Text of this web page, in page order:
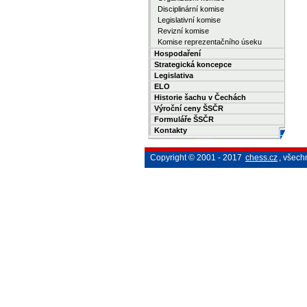
Disciplinární komise
Legislativní komise
Revizní komise
Komise reprezentačního úseku
Hospodaření
Strategická koncepce
Legislativa
ELO
Historie šachu v Čechách
Výroční ceny ŠSČR
Formuláře ŠSČR
Kontakty
Copyright © 2001 - 2017 chess.cz ,